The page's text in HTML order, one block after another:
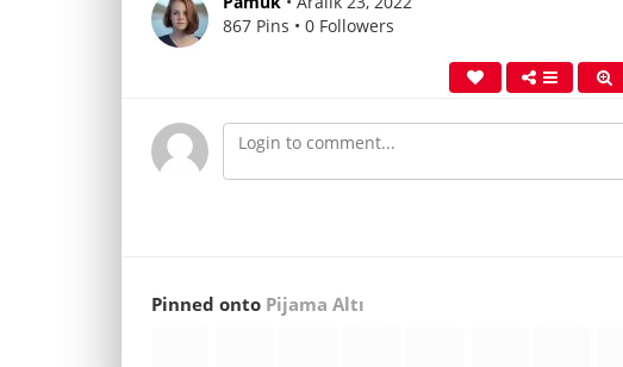
867 Pins • 0 Followers
Pinned onto Pijama Altı